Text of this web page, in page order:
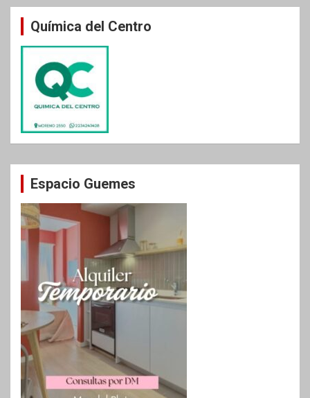
Química del Centro
Espacio Guemes